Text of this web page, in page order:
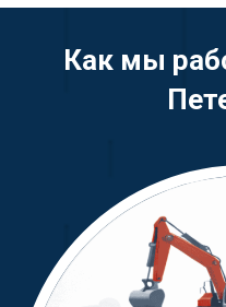
Как мы